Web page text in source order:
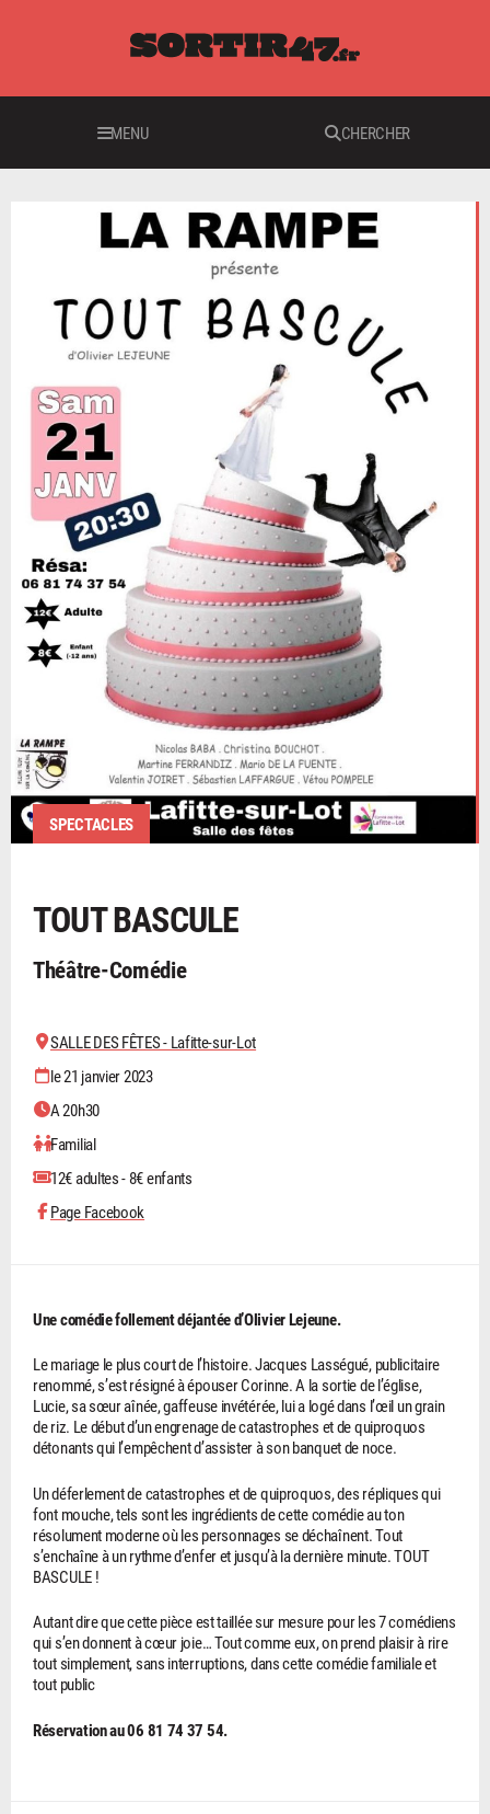
MENU CHERCHER
SPECTACLES
TOUT BASCULE
Théâtre-Comédie
SALLE DES FÊTES - Lafitte-sur-Lot
le 21 janvier 2023
A 20h30
Familial
12€ adultes - 8€ enfants
Page Facebook
Une comédie follement déjantée d’Olivier Lejeune.
Le mariage le plus court de l’histoire. Jacques Lasségué, publicitaire
renommé, s’est résigné à épouser Corinne. A la sortie de l’église,
Lucie, sa sœur aînée, gaffeuse invétérée, lui a logé dans l’œil un grain
de riz. Le début d’un engrenage de catastrophes et de quiproquos
détonants qui l’empêchent d’assister à son banquet de noce.
Un déferlement de catastrophes et de quiproquos, des répliques qui
font mouche, tels sont les ingrédients de cette comédie au ton
résolument moderne où les personnages se déchaînent. Tout
s’enchaîne à un rythme d’enfer et jusqu’à la dernière minute. TOUT
BASCULE !
Autant dire que cette pièce est taillée sur mesure pour les 7 comédiens
qui s’en donnent à cœur joie… Tout comme eux, on prend plaisir à rire
tout simplement, sans interruptions, dans cette comédie familiale et
tout public
Réservation au 06 81 74 37 54.